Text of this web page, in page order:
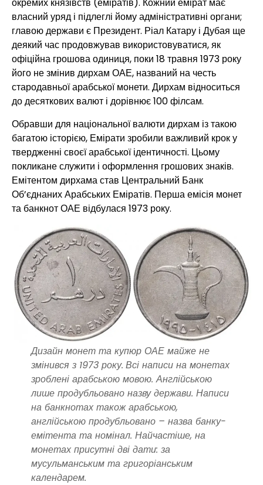
власний уряд і підлеглі йому адміністративні органи;
главою держави є Президент. Ріал Катару і Дубая ще
деякий час продовжував використовуватися, як
офіційна грошова одиниця, поки 18 травня 1973 року
його не змінив дирхам ОАЕ, названий на честь
стародавньої арабської монети. Дирхам відноситься
до десяткових валют і дорівнює 100 філсам.
Обравши для національної валюти дирхам із такою
багатою історією, Емірати зробили важливий крок у
твердженні своєї арабської ідентичності. Цьому
покликане служити і оформлення грошових знаків.
Емітентом дирхама став Центральний Банк
Об’єднаних Арабських Еміратів. Перша емісія монет
та банкнот ОАЕ відбулася 1973 року.
Дизайн монет та купюр ОАЕ майже не
змінився з 1973 року. Всі написи на монетах
зроблені арабською мовою. Англійською
лише продубльовано назву держави. Написи
на банкнотах також арабською,
англійською продубльовано – назва банку-
емітента та номінал. Найчастіше, на
монетах присутні дві дати: за
мусульманським та григоріанським
календарем.